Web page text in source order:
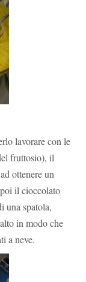
lavorare con le
fruttosio), il
ottenere un
il cioccolato
una spatola,
in modo che
a neve.